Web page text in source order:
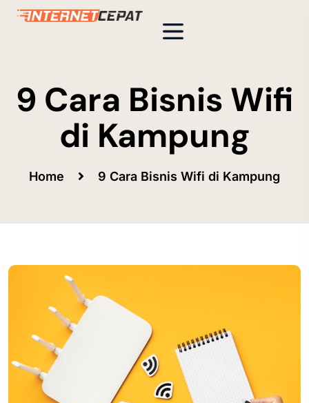
9 Cara Bisnis Wifi
di Kampung
Home 9 Cara Bisnis Wifi di Kampung